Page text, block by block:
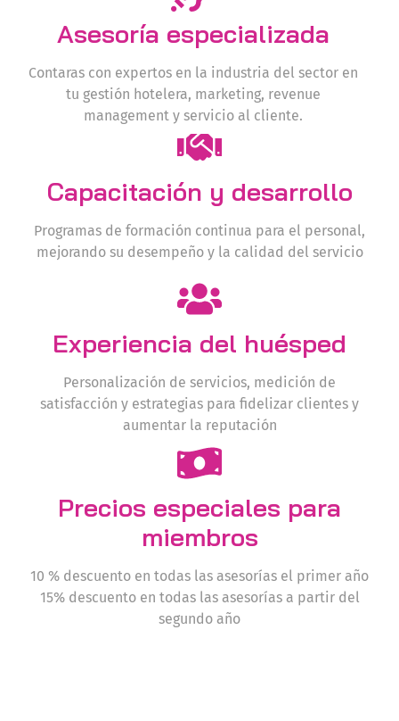
Asesoría especializada​
Contaras con expertos en la industria del sector en
tu gestión hotelera, marketing, revenue
management y servicio al cliente.
Capacitación y desarrollo
Programas de formación continua para el personal,
mejorando su desempeño y la calidad del servicio
Experiencia del huésped
Personalización de servicios, medición de
satisfacción y estrategias para fidelizar clientes y
aumentar la reputación
Precios especiales para
miembros
10 % descuento en todas las asesorías el primer año
15% descuento en todas las asesorías a partir del
segundo año